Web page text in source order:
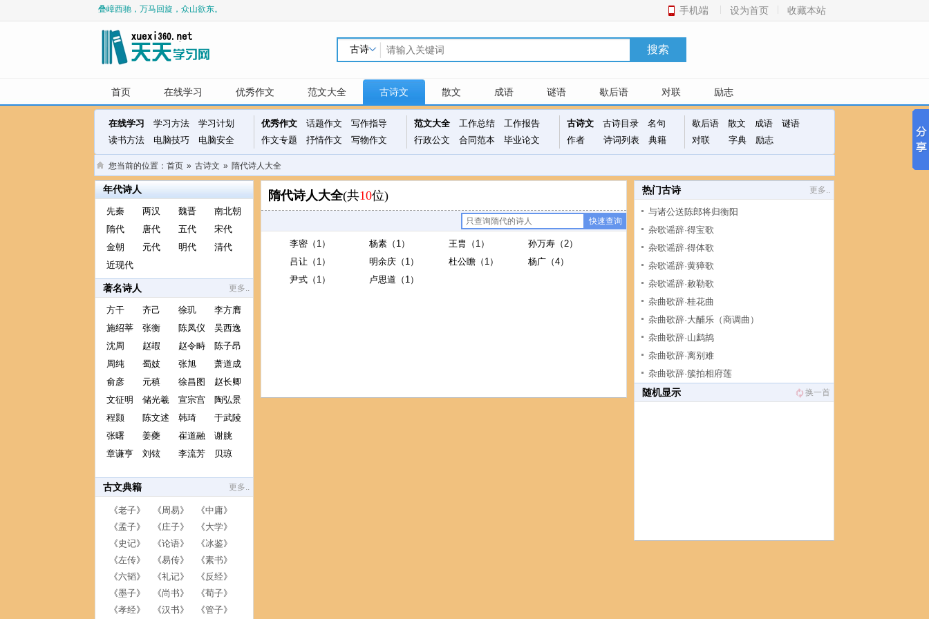
手机端 设为首页 收藏本站
叠嶂西驰，万马回旋，众山欲东。
落日胡尘未断，西风塞马空肥。
客子过壕追野马，将军韬箭射天狼。
人去秋千闲挂月，马停杨柳倦嘶风。
屈盘戏白马，大笑上青山。
铁衣霜露重，战马岁年深。
搜索
首页 在线学习 优秀作文 范文大全 古诗文 散文 成语 谜语 歇后语 对联 励志
在线学习 学习方法
学习计划
读书方法
电脑技巧 电脑安全
优秀作文 话题作文
写作指导
作文专题
抒情作文 写物作文
范文大全 工作总结
工作报告
行政公文
合同范本 毕业论文
古诗文 古诗目录
名句
作者
诗词列表 典籍
歇后语 散文 成语
谜语
对联
字典 励志
您当前的位置： 首页 » 古诗文 » 隋代诗人大全
年代诗人
先秦 两汉 魏晋
南北朝
隋代
唐代 五代
宋代
金朝
元代 明代
清代
近现代
著名诗人 更多..
方干 齐己 徐玑
李方膺
施绍莘
张衡 陈凤仪
吴西逸
沈周
赵嘏 赵令畤
陈子昂
周纯
蜀妓 张旭
萧道成
俞彦
元稹 徐昌图
赵长卿
文征明
储光羲 宣宗宫
陶弘景
程颢
陈文述 韩琦
于武陵
张曙
姜夔 崔道融
谢朓
章谦亨
刘铉 李流芳 贝琼
古文典籍 更多..
《老子》 《周易》 《中庸》
《孟子》 《庄子》 《大学》
《史记》 《论语》 《冰鉴》
《左传》 《易传》 《素书》
《六韬》 《礼记》 《反经》
《墨子》 《尚书》 《荀子》
《孝经》 《汉书》 《管子》
隋代诗人大全(共10位)
李密（1） 杨素（1） 王胄（1）
孙万寿（2）
吕让（1）
明余庆（1） 杜公瞻（1）
杨广（4）
尹式（1）
卢思道（1）
热门古诗 更多..
与诸公送陈郎将归衡阳
杂歌谣辞·得宝歌
杂歌谣辞·得体歌
杂歌谣辞·黄獐歌
杂歌谣辞·敕勒歌
杂曲歌辞·桂花曲
杂曲歌辞·大酺乐（商调曲）
杂曲歌辞·山鹧鸪
杂曲歌辞·离别难
杂曲歌辞·簇拍相府莲
随机显示 换一首